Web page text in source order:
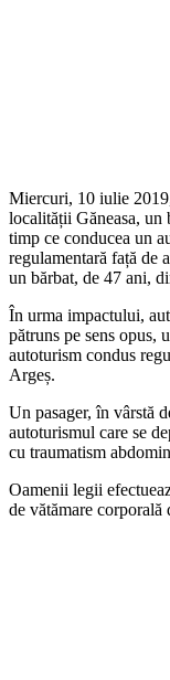
Miercuri, 10 iulie
localității Găneasa,
timp ce conducea un
regulamentară față de
un bărbat, de 47 ani,
În urma impactului,
pătruns pe sens opus,
autoturism condus
Argeș.
Un pasager, în vârstă
autoturismul care se
cu traumatism
Oamenii legii
de vătămare corporală